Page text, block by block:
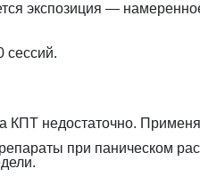
экспозиция —
сессий.
КПТ недостаточно.
при паническом